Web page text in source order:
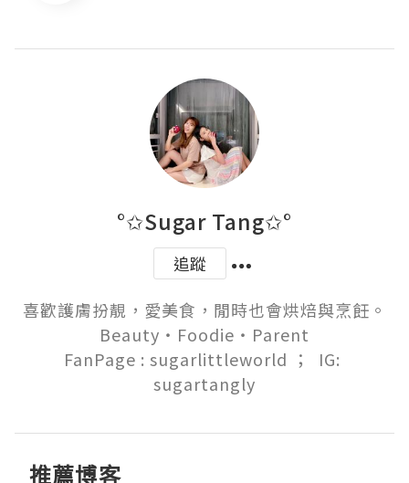
°✩Sugar Tang✩°
追蹤
喜歡護膚扮靚，愛美食，閒時也會烘焙與烹飪。
Beauty‧Foodie‧Parent
FanPage : sugarlittleworld ；  IG:
sugartangly
推薦博客